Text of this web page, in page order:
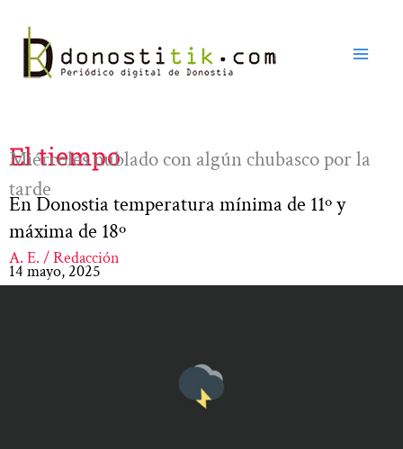
contenido
El tiempo
Miércoles nublado con algún chubasco por la
tarde
En Donostia temperatura mínima de 11º y
máxima de 18º
A. E. / Redacción
14 mayo, 2025